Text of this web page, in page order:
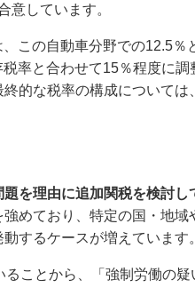
意しています。
、この自動車分野での12.5％
率と合わせて15％程度に
的な税率の構成について
題を理由に追加関税を検討し
めており、特定の国・地
するケースが増えています。
ことから、「強制労働の